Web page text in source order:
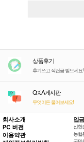
상품후기
후기쓰고 적립금 받으세요!
Q%A게시판
무엇이든 물어보세요!
회사소개
PC 버전
이용약관
입
신한
농협